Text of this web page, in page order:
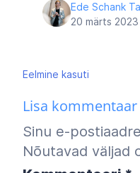
Ede Schank
20 märts 2023
Navigeerimine
Eelmine kasuti
Lisa kommentaar
Sinu e-
Nõutavad väljad